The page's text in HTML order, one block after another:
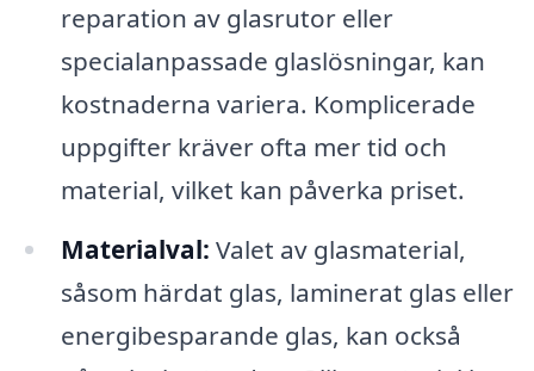
reparation av glasrutor eller
specialanpassade glaslösningar, kan
kostnaderna variera. Komplicerade
uppgifter kräver ofta mer tid och
material, vilket kan påverka priset.
Materialval: Valet av glasmaterial,
såsom härdat glas, laminerat glas eller
energibesparande glas, kan också